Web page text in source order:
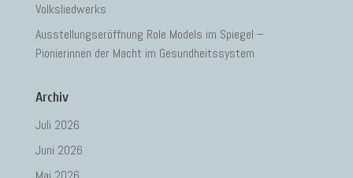
Volksliedwerks
Ausstellungseröffnung Role Models im Spiegel –
Pionierinnen der Macht im Gesundheitssystem
Archiv
Juli 2026
Juni 2026